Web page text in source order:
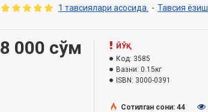
1 тавсиялари асосида. - Тавсия ёзиш
8 000 сўм
ЙЎҚ
Код: 3585
Вазни: 0.15кг
ISBN: 3000-0391
Сотилган сони: 44